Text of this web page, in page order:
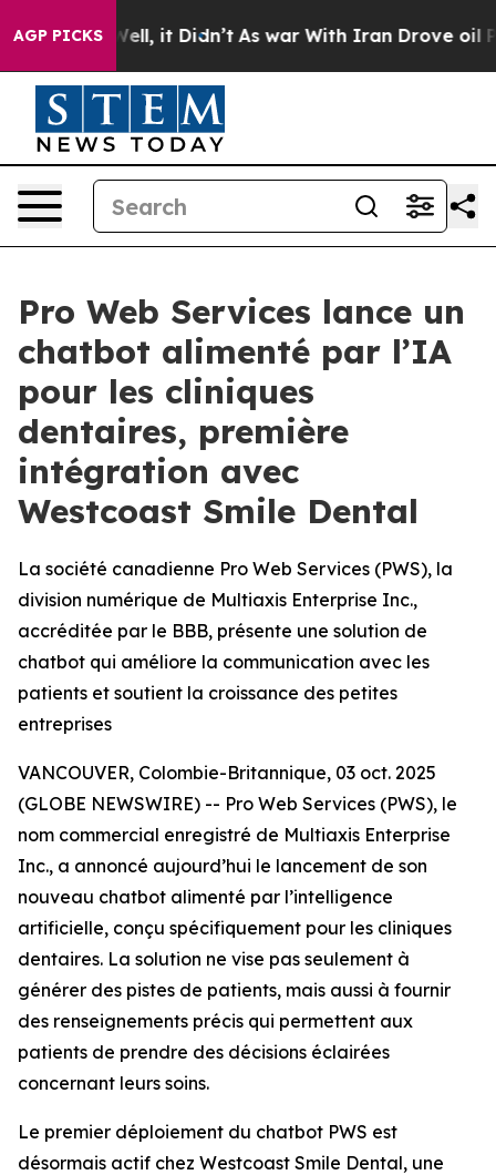
AGP PICKS
Well, it Didn’t As war With Iran Drove oil Prices
Pro Web Services lance un
chatbot alimenté par l’IA
pour les cliniques
dentaires, première
intégration avec
Westcoast Smile Dental
La société canadienne Pro Web Services (PWS), la
division numérique de Multiaxis Enterprise Inc.,
accréditée par le BBB, présente une solution de
chatbot qui améliore la communication avec les
patients et soutient la croissance des petites
entreprises
VANCOUVER, Colombie-Britannique, 03 oct. 2025
(GLOBE NEWSWIRE) -- Pro Web Services (PWS), le
nom commercial enregistré de Multiaxis Enterprise
Inc., a annoncé aujourd’hui le lancement de son
nouveau chatbot alimenté par l’intelligence
artificielle, conçu spécifiquement pour les cliniques
dentaires. La solution ne vise pas seulement à
générer des pistes de patients, mais aussi à fournir
des renseignements précis qui permettent aux
patients de prendre des décisions éclairées
concernant leurs soins.
Le premier déploiement du chatbot PWS est
désormais actif chez Westcoast Smile Dental, une